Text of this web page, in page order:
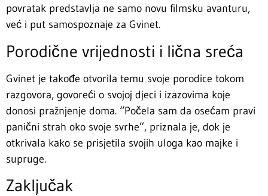
povratak predstavlja ne samo novu filmsku avanturu,
već i put samospoznaje za Gvinet.
Porodične vrijednosti i lična sreća
Gvinet je takođe otvorila temu svoje porodice tokom
razgovora, govoreći o svojoj djeci i izazovima koje
donosi pražnjenje doma. “Počela sam da osećam pravi
panični strah oko svoje svrhe”, priznala je, dok je
otkrivala kako se prisjetila svojih uloga kao majke i
supruge.
Zaključak